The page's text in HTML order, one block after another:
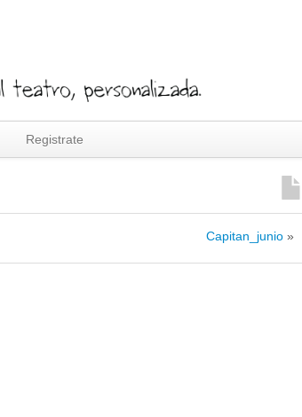
Registrate
Capitan_junio»